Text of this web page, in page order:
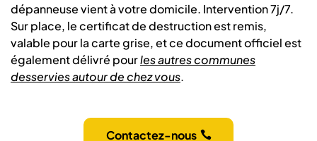
dépanneuse vient à votre domicile. Intervention 7j/7.
Sur place, le certificat de destruction est remis,
valable pour la carte grise, et ce document officiel est
également délivré pourles autres communes
desservies autour de chez vous.
Contactez-nous